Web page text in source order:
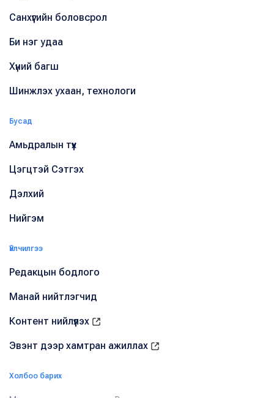
Санхүүгийн боловсрол
Би нэг удаа
Хүний багш
Шинжлэх ухаан, технологи
Бусад
Амьдралын түүх
Цэгцтэй Сэтгэх
Дэлхий
Нийгэм
Үйлчилгээ
Редакцын бодлого
Манай нийтлэгчид
Контент нийлүүлэх
Эвэнт дээр хамтран ажиллах
Холбоо барих